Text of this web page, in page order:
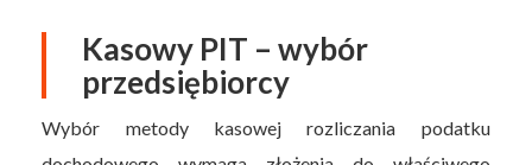
Kasowy PIT – wybór
przedsiębiorcy
Wybór metody kasowej rozliczania podatku